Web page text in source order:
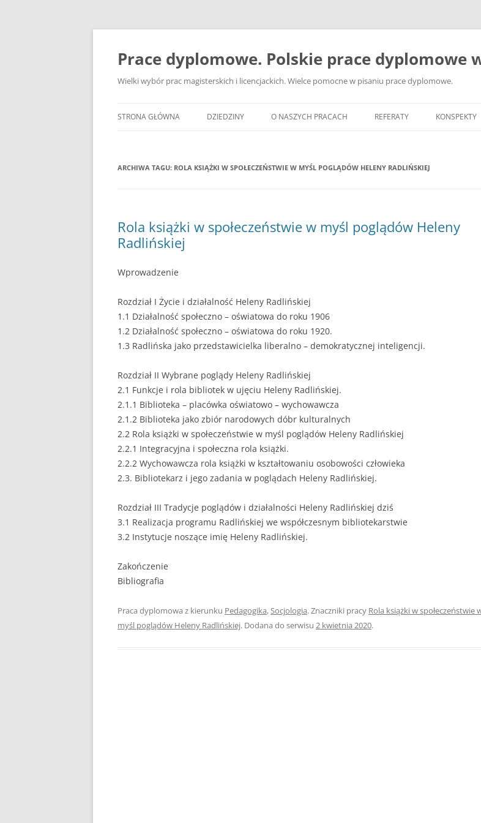
Przejdź
Prace dyplomowe. Polskie prace dyplomowe
Wielki wybór prac magisterskich i licencjackich. Wielce pomocne w pisaniu prace dyplomowe.
STRONA GŁÓWNA DZIEDZINY
BANKOWOŚĆ
FINANSE
GASTRONOMIA
HANDEL
HISTORIA
HOTELARSTWO
LOGISTYKA I TRANSPORT
MARKETING POLITYCZNY
NIERUCHOMOŚCI
O NASZYCH PRACACH REFERATY KONSPEKTY
ARCHIWA TAGU: ROLA KSIĄŻKI W SPOŁECZEŃSTWIE W MYŚL POGLĄDÓW HELENY RADLIŃSKIEJ
Rola książki w społeczeństwie w myśl poglądów Heleny
Radlińskiej
Wprowadzenie
Rozdział I Życie i działalność Heleny Radlińskiej
1.1 Działalność społeczno – oświatowa do roku 1906
1.2 Działalność społeczno – oświatowa do roku 1920.
1.3 Radlińska jako przedstawicielka liberalno – demokratycznej inteligencji.
Rozdział II Wybrane poglądy Heleny Radlińskiej
2.1 Funkcje i rola bibliotek w ujęciu Heleny Radlińskiej.
2.1.1 Biblioteka – placówka oświatowo – wychowawcza
2.1.2 Biblioteka jako zbiór narodowych dóbr kulturalnych
2.2 Rola książki w społeczeństwie w myśl poglądów Heleny Radlińskiej
2.2.1 Integracyjna i społeczna rola książki.
2.2.2 Wychowawcza rola książki w kształtowaniu osobowości człowieka
2.3. Bibliotekarz i jego zadania w poglądach Heleny Radlińskiej.
Rozdział III Tradycje poglądów i działalności Heleny Radlińskiej dziś
3.1 Realizacja programu Radlińskiej we współczesnym bibliotekarstwie
3.2 Instytucje noszące imię Heleny Radlińskiej.
Zakończenie
Bibliografia
Praca dyplomowa z kierunku Pedagogika,Socjologia. Znaczniki pracy Rola książki w społeczeństwie
myśl poglądów Heleny Radlińskiej. Dodana do serwisu 2 kwietnia 2020.